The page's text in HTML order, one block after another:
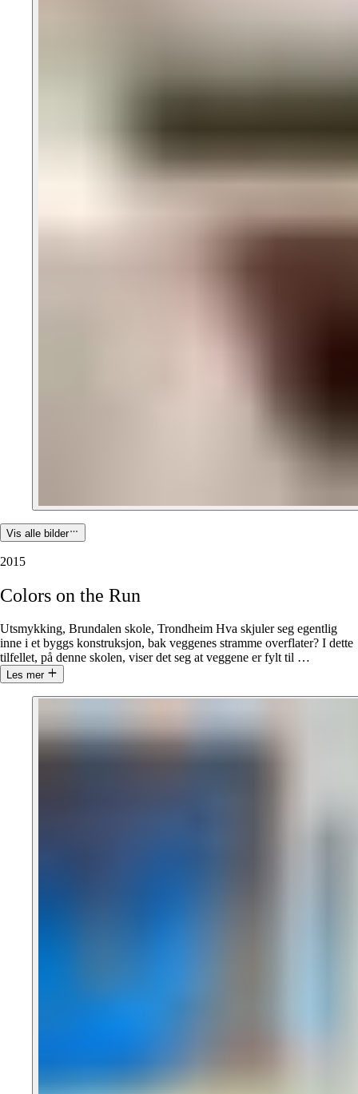
Vis alle bilder
2015
Colors on the Run
Utsmykking, Brundalen skole, Trondheim Hva skjuler seg egentlig
inne i et byggs konstruksjon, bak veggenes stramme overflater? I dette
tilfellet, på denne skolen, viser det seg at veggene er fylt til …
Les mer